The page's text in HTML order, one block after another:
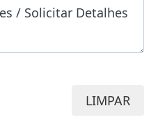
LIMPAR